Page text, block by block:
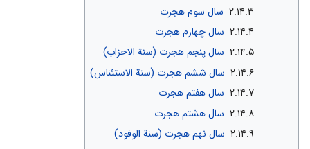
۲.۱۴.۳ سال سوم هجرت
۲.۱۴.۴ سال چهارم هجرت
۲.۱۴.۵ سال پنجم هجرت (سنة الاحزاب)
۲.۱۴.۶ سال ششم هجرت (سنة الاستئناس)
۲.۱۴.۷ سال هفتم هجرت
۲.۱۴.۸ سال هشتم هجرت
۲.۱۴.۹ سال نهم هجرت (سنة الوفود)